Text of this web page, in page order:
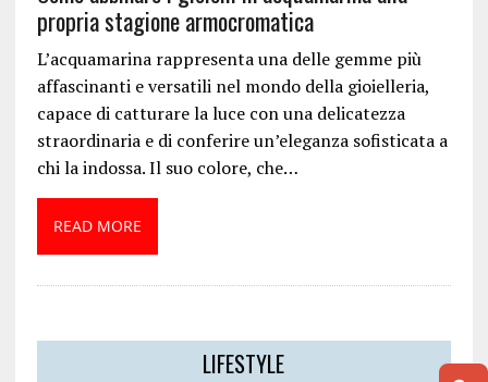
propria stagione armocromatica
L’acquamarina rappresenta una delle gemme più
affascinanti e versatili nel mondo della gioielleria,
capace di catturare la luce con una delicatezza
straordinaria e di conferire un’eleganza sofisticata a
chi la indossa. Il suo colore, che…
READ MORE
LIFESTYLE